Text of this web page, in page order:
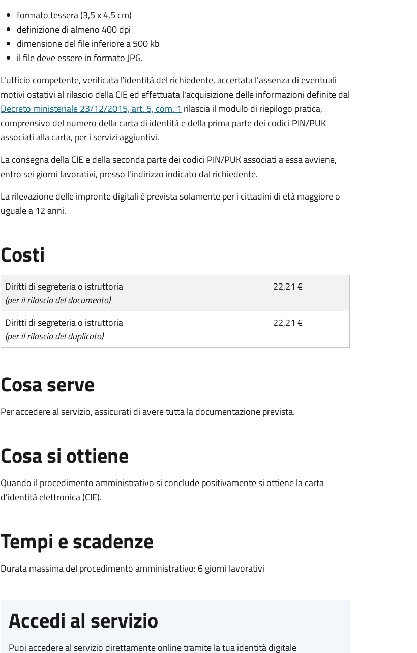
formato tessera (3,5 x 4,5 cm)
definizione di almeno 400 dpi
dimensione del file inferiore a 500 kb
il file deve essere in formato JPG.
L'ufficio competente, verificata l'identità del richiedente, accertata l'assenza di eventuali
motivi ostativi al rilascio della CIE ed effettuata l'acquisizione delle informazioni definite dal
Decreto ministeriale 23/12/2015, art. 5, com. 1 rilascia il modulo di riepilogo pratica,
comprensivo del numero della carta di identità e della prima parte dei codici PIN/PUK
associati alla carta, per i servizi aggiuntivi.
La consegna della CIE e della seconda parte dei codici PIN/PUK associati a essa avviene,
entro sei giorni lavorativi, presso l'indirizzo indicato dal richiedente.
La rilevazione delle impronte digitali è prevista solamente per i cittadini di età maggiore o
uguale a 12 anni.
Costi
Diritti di segreteria o istruttoria
(per il rilascio del documento)
22,21 €
Diritti di segreteria o istruttoria
(per il rilascio del duplicato)
22,21 €
Cosa serve
Per accedere al servizio, assicurati di avere tutta la documentazione prevista.
Cosa si ottiene
Quando il procedimento amministrativo si conclude positivamente si ottiene la carta
d'identità elettronica (CIE).
Tempi e scadenze
Durata massima del procedimento amministrativo: 6 giorni lavorativi
Accedi al servizio
Puoi accedere al servizio direttamente online tramite la tua identità digitale